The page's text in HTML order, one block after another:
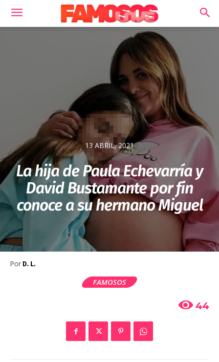
13 ABRIL, 2021
La hija de Paula Echevarría y
David Bustamante por fin
conoce a su hermano Miguel
Por D. L.
FAMOSOS
44